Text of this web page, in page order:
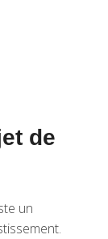
de
un